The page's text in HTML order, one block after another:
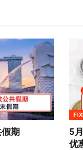
期
5
优